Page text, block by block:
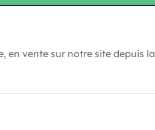
en vente sur notre site depuis la